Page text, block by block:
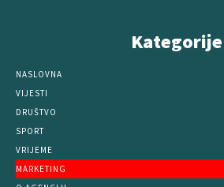
Kategorije
NASLOVNA
VIJESTI
DRUŠTVO
SPORT
VRIJEME
MARKETING